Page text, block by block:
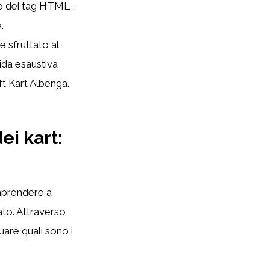
dei tag HTML
sfruttato al
esaustiva
Kart Albenga.
kart:
a
Attraverso
quali sono i